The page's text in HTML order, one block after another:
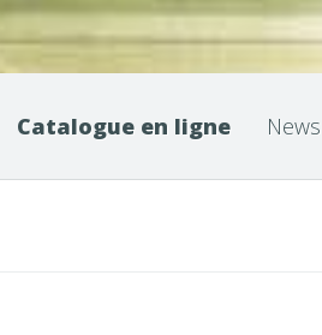
Catalogue en ligne News